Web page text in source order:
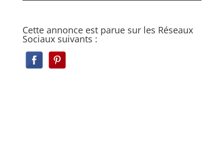
Cette annonce est parue sur les Réseaux
Sociaux suivants :